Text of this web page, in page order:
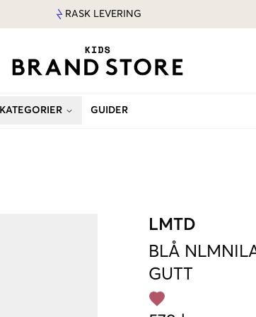
RASK LEVERING
KATEGORIER GUIDER
LMTD
BLÅ
GUTT